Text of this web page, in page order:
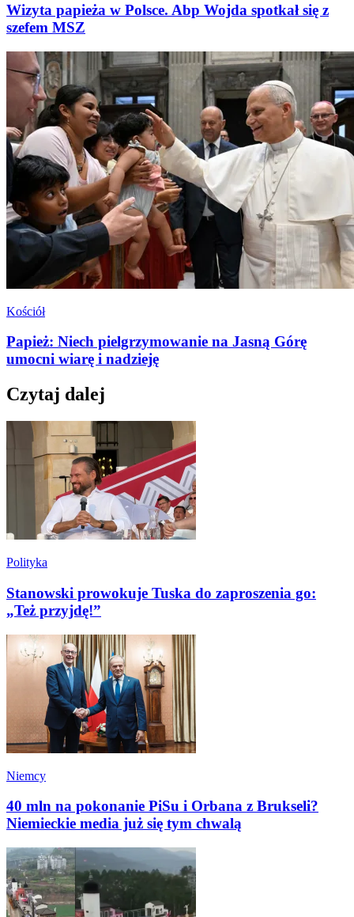
Wizyta papieża w Polsce. Abp Wojda spotkał się z
szefem MSZ
Kościół
Papież: Niech pielgrzymowanie na Jasną Górę
umocni wiarę i nadzieję
Czytaj dalej
Polityka
Stanowski prowokuje Tuska do zaproszenia go:
„Też przyjdę!”
Niemcy
40 mln na pokonanie PiSu i Orbana z Brukseli?
Niemieckie media już się tym chwalą